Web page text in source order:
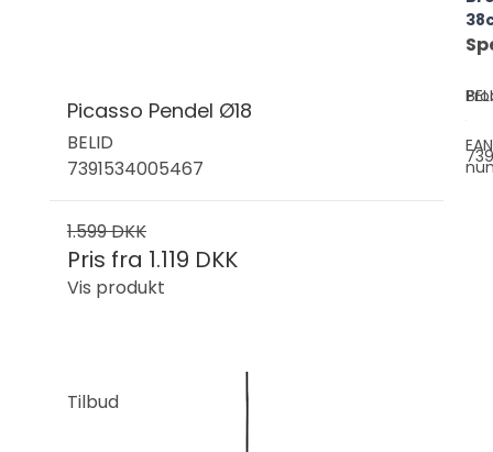
Picasso Pendel Ø18
BELID
7391534005467
1.599 DKK
Pris fra 1.119 DKK
Vis produkt
Tilbud